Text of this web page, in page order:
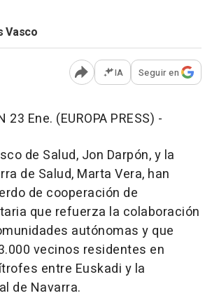
Vasco
Abrir opciones para
IA Seguir en
23 Ene. (EUROPA PRESS) -
de Salud, Jon Darpón, y la
de Salud, Marta Vera, han
de cooperación de
que refuerza la colaboración
autónomas y que
vecinos residentes en
entre Euskadi y la
de Navarra.